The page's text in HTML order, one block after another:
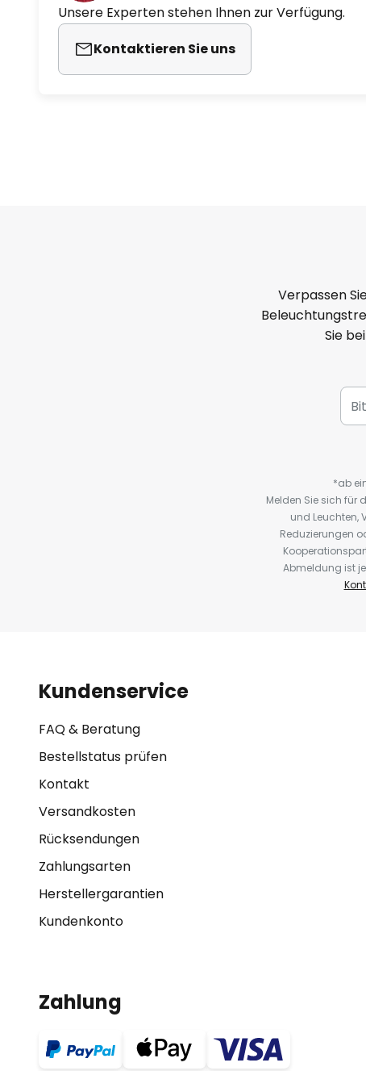
Unsere Experten stehen Ihnen zur Verfügung.
Kontaktieren Sie uns
Verpassen
Sie
*ab
Melden Sie sich für
und Leuchten,
Reduzierungen
Abmeldung ist
Kundenservice
FAQ & Beratung
Bestellstatus prüfen
Kontakt
Versandkosten
Rücksendungen
Zahlungsarten
Herstellergarantien
Kundenkonto
Zahlung